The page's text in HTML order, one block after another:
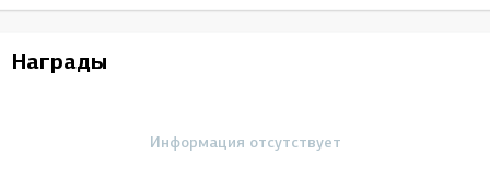
Награды
Информация отсутствует